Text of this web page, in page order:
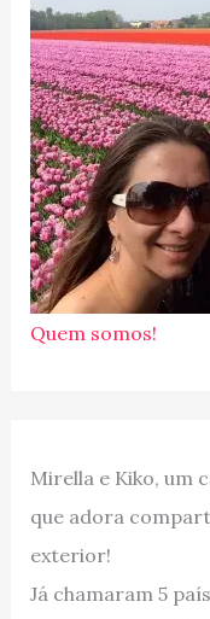
Quem somos!
Mirella e Kiko, um
que adora
exterior!
Já chamaram 5